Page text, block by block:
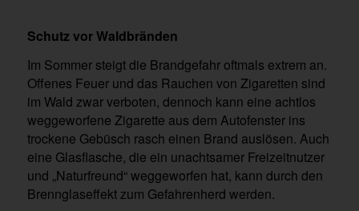
Schutz vor Waldbränden
Im Sommer steigt die Brandgefahr oftmals extrem an.
Offenes Feuer und das Rauchen von Zigaretten sind
im Wald zwar verboten, dennoch kann eine achtlos
weggeworfene Zigarette aus dem Autofenster ins
trockene Gebüsch rasch einen Brand auslösen. Auch
eine Glasflasche, die ein unachtsamer Freizeitnutzer
und „Naturfreund“ weggeworfen hat, kann durch den
Brennglaseffekt zum Gefahrenherd werden.